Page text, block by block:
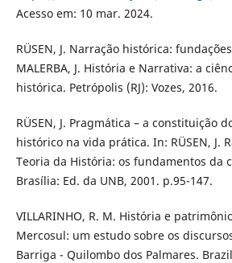
Acesso em: 10 mar. 2024.
RÜSEN, J. Narração histórica:
MALERBA, J. História e Narrativa: a
histórica. Petrópolis (RJ): Vozes, 2016.
RÜSEN, J. Pragmática – a constituição
histórico na vida prática. In: RÜSEN, J.
Teoria da História: os fundamentos da
Brasília: Ed. da UNB, 2001. p.95-147.
VILLARINHO, R. M. História e
Mercosul: um estudo sobre os
Barriga - Quilombo dos Palmares.